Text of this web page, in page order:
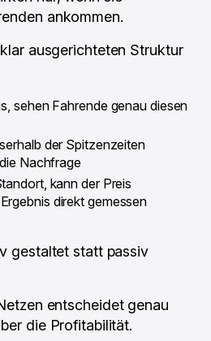
ankommen.
ausgerichteten Struktur
sehen Fahrende genau diesen
der Spitzenzeiten
Nachfrage
kann der Preis
direkt gemessen
gestaltet statt passiv
entscheidet genau
die Profitabilität.